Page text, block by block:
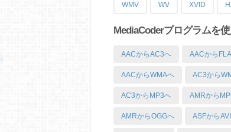
WMV WV XVID
MediaCoderプログラムを
AACからAC3へ AACから
AACからWMAへ AC3から
AC3からMP3へ AMRから
AMRからOGGへ ASFから